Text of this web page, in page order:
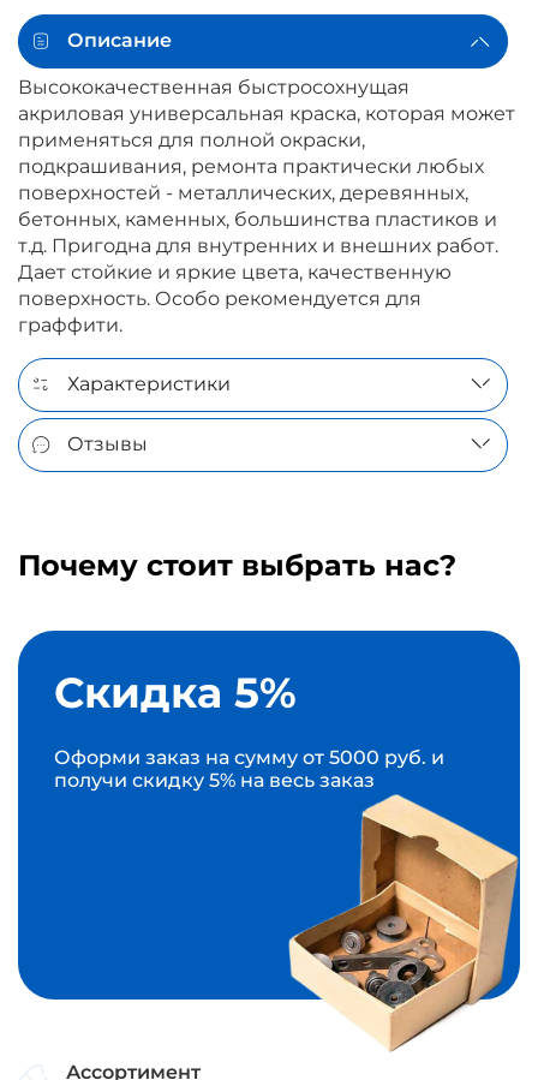
Описание
Высококачественная быстросохнущая
акриловая универсальная краска, которая может
применяться для полной окраски,
подкрашивания, ремонта практически любых
поверхностей - металлических, деревянных,
бетонных, каменных, большинства пластиков и
т.д. Пригодна для внутренних и внешних работ.
Дает стойкие и яркие цвета, качественную
поверхность. Особо рекомендуется для
граффити.
Характеристики
Отзывы
Почему стоит выбрать нас?
Скидка 5%
Оформи заказ на сумму от 5000 руб. и
получи скидку 5% на весь заказ
Ассортимент